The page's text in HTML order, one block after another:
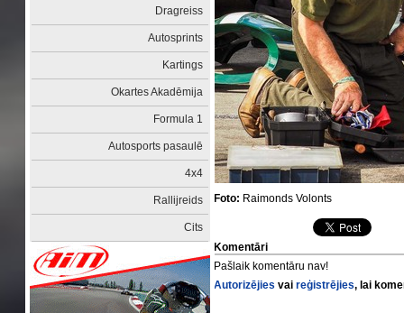
Dragreiss
Autosprints
Kartings
Okartes Akadēmija
Formula 1
Autosports pasaulē
4x4
Rallijreids
Cits
Foto: Raimonds Volonts
Komentāri
Pašlaik komentāru nav!
Autorizējies vaireģistrējies, lai